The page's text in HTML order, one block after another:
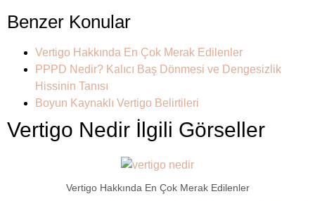
Benzer Konular
Vertigo Hakkında En Çok Merak Edilenler
PPPD Nedir? Kalıcı Baş Dönmesi ve Dengesizlik
Hissinin Tanısı
Boyun Kaynaklı Vertigo Belirtileri
Vertigo Nedir İlgili Görseller
Vertigo Hakkında En Çok Merak Edilenler